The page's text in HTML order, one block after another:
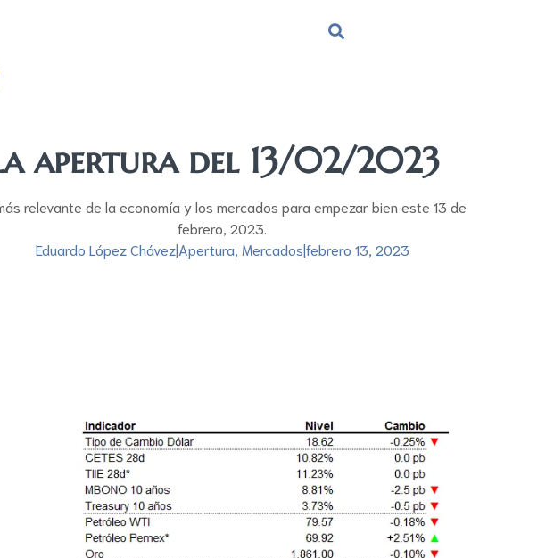
apertura del 13/02/2023
relevante de la economía y los mercados para empezar bien este 13 de
febrero, 2023.
Eduardo López Chávez|Apertura Mercados|febrero 13, 2023